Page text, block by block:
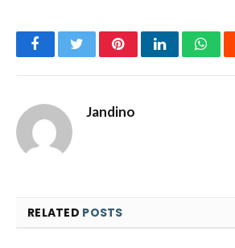
FacebookTwitterPinterestLinkedIn
Jandino
RELATED POSTS